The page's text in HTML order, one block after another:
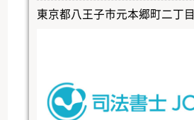
東京都八王子市元本郷町二丁